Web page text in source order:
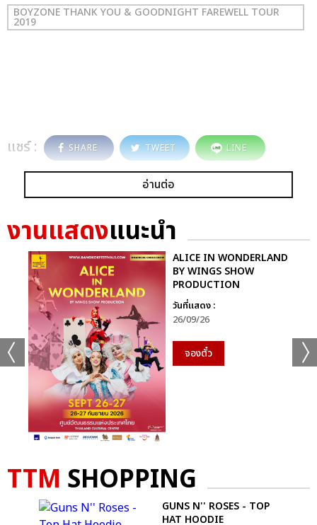
BOYZONE THANK YOU & GOODNIGHT FAREWELL TOUR
2019
แชร์ : SHARE TWEET LINE
อ่านต่อ
งานแสดงแนะนำ
ALICE IN WONDERLAND
BY WINGS SHOW
PRODUCTION
วันที่แสดง :
26/09/26
จองตั๋ว
TTM SHOPPING
GUNS N'' ROSES - TOP
HAT HOODIE